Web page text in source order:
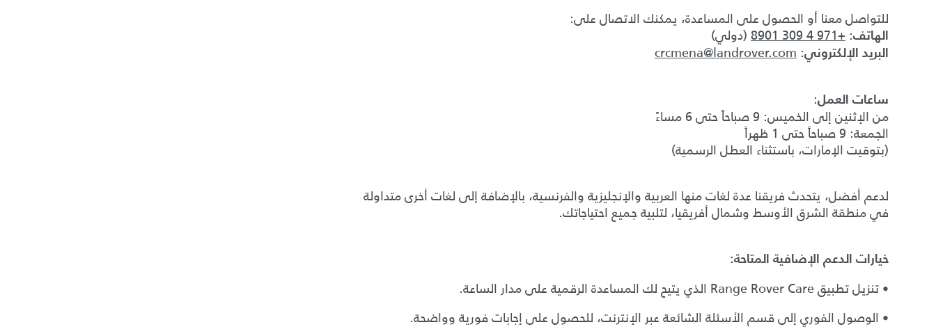
للتواصل معنا أو الحصول على المساعدة، يمكنك الاتصال على:
الهاتف:
+971 4 309 8901 (دولي)
البريد الإلكتروني:
crcmena@landrover.com
ساعات العمل:
من الإثنين إلى الخميس: 9 صباحاً حتى 6 مساءً
الجمعة: 9 صباحاً حتى 1 ظهراً
(بتوقيت الإمارات، باستثناء العطل الرسمية)
لدعم أفضل، يتحدث فريقنا عدة لغات منها العربية والإنجليزية والفرنسية، بالإضافة إلى لغات أخرى متداولة
في منطقة الشرق الأوسط وشمال أفريقيا، لتلبية جميع احتياجاتك.
خيارات الدعم الإضافية المتاحة:
• تنزيل تطبيق Range Rover Care الذي يتيح لك المساعدة الرقمية على مدار الساعة.
• الوصول الفوري إلى قسم الأسئلة الشائعة عبر الإنترنت، للحصول على إجابات فورية وواضحة.